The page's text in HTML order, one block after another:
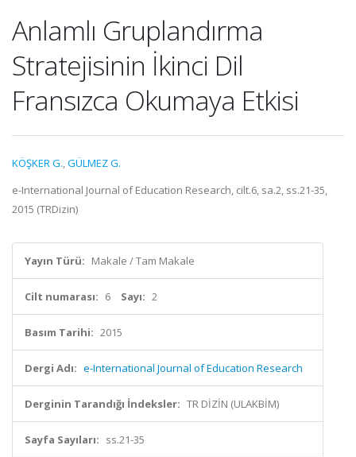
Anlamlı Gruplandırma
Stratejisinin İkinci Dil
Fransızca Okumaya Etkisi
KÖŞKER G.,GÜLMEZ G.
e-International Journal of Education Research, cilt.6, sa.2, ss.21-35,
2015 (TRDizin)
Yayın Türü: Makale / Tam Makale
Cilt numarası: 6 Sayı: 2
Basım Tarihi: 2015
Dergi Adı: e-International Journal of Education Research
Derginin Tarandığı İndeksler: TR DİZİN (ULAKBİM)
Sayfa Sayıları: ss.21-35